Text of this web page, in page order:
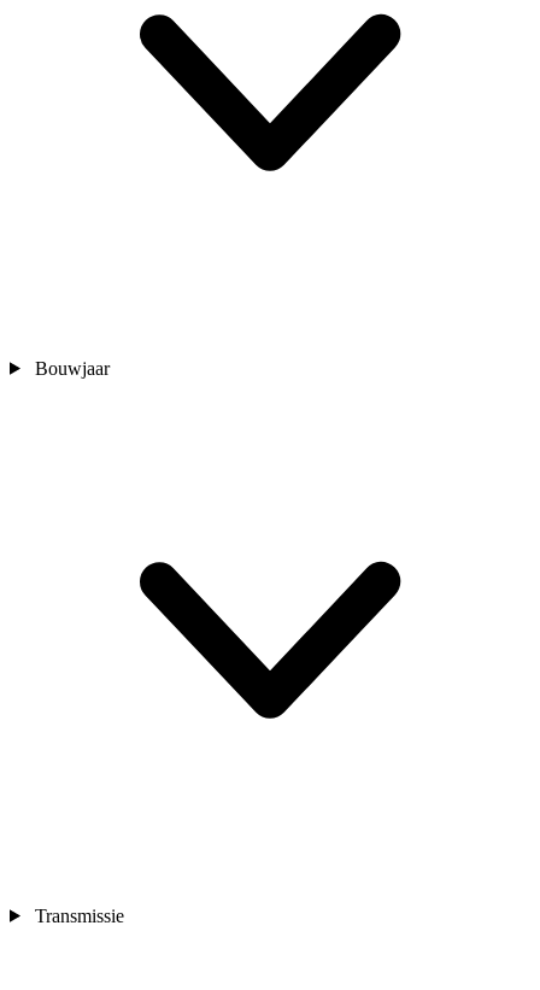
Bouwjaar
Transmissie